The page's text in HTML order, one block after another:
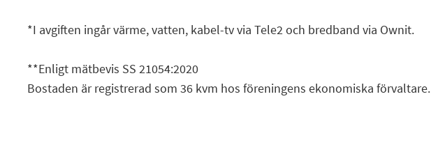
*I avgiften ingår värme, vatten, kabel-tv via Tele2 och bredband via Ownit.
**Enligt mätbevis SS 21054:2020
Bostaden är registrerad som 36 kvm hos föreningens ekonomiska förvaltare.